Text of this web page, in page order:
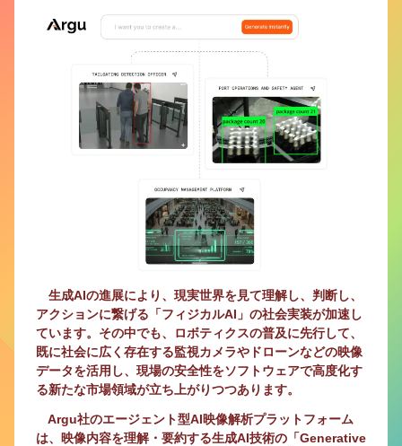
生成AIの進展により、現実世界を見て理解し、判断し、
アクションに繋げる「フィジカルAI」の社会実装が加速し
ています。その中でも、ロボティクスの普及に先行して、
既に社会に広く存在する監視カメラやドローンなどの映像
データを活用し、現場の安全性をソフトウェアで高度化す
る新たな市場領域が立ち上がりつつあります。
Argu社のエージェント型AI映像解析プラットフォーム
は、映像内容を理解・要約する生成AI技術の「Generative